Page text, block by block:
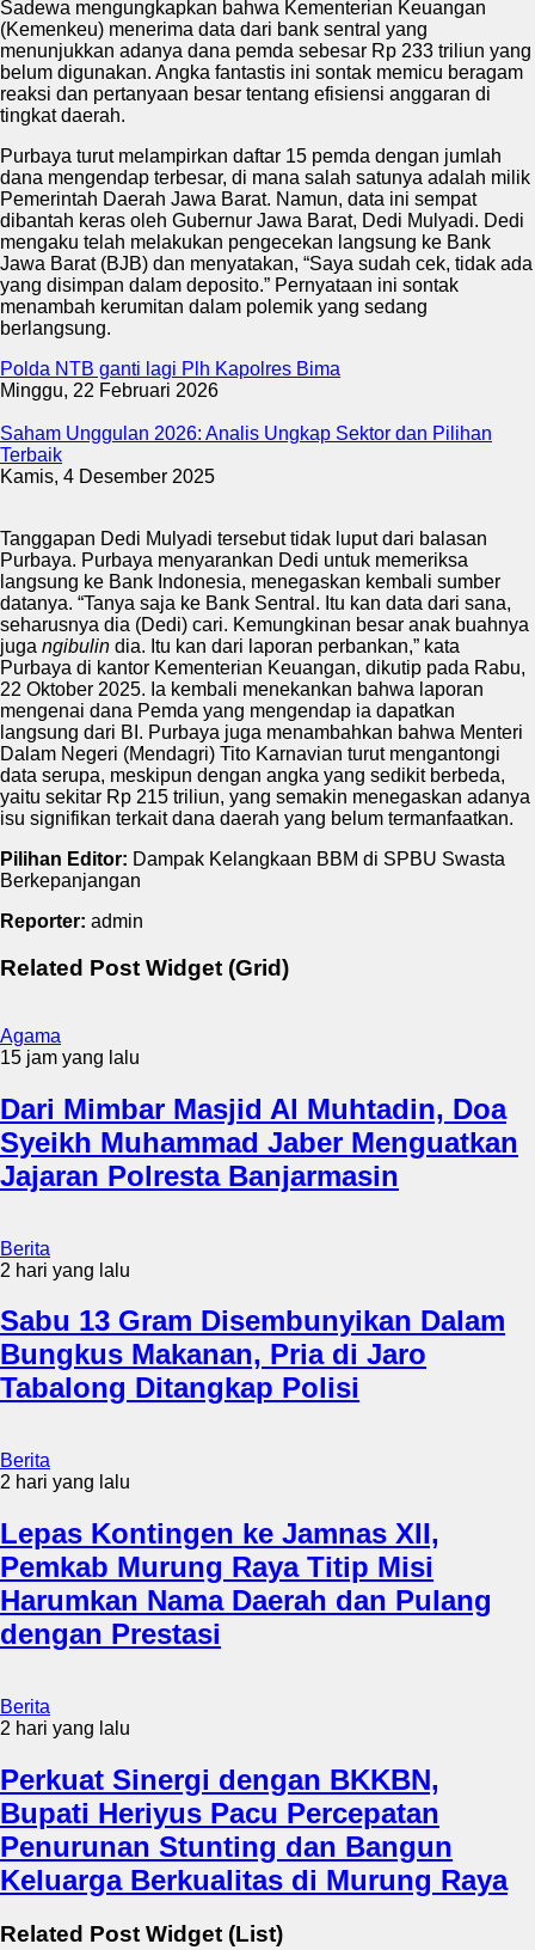
Sadewa mengungkapkan bahwa Kementerian Keuangan
(Kemenkeu) menerima data dari bank sentral yang
menunjukkan adanya dana pemda sebesar Rp 233 triliun yang
belum digunakan. Angka fantastis ini sontak memicu beragam
reaksi dan pertanyaan besar tentang efisiensi anggaran di
tingkat daerah.
Purbaya turut melampirkan daftar 15 pemda dengan jumlah
dana mengendap terbesar, di mana salah satunya adalah milik
Pemerintah Daerah Jawa Barat. Namun, data ini sempat
dibantah keras oleh Gubernur Jawa Barat, Dedi Mulyadi. Dedi
mengaku telah melakukan pengecekan langsung ke Bank
Jawa Barat (BJB) dan menyatakan, “Saya sudah cek, tidak ada
yang disimpan dalam deposito.” Pernyataan ini sontak
menambah kerumitan dalam polemik yang sedang
berlangsung.
Polda NTB ganti lagi Plh Kapolres Bima
Minggu, 22 Februari 2026
Saham Unggulan 2026: Analis Ungkap Sektor dan Pilihan
Terbaik
Kamis, 4 Desember 2025
Tanggapan Dedi Mulyadi tersebut tidak luput dari balasan
Purbaya. Purbaya menyarankan Dedi untuk memeriksa
langsung ke Bank Indonesia, menegaskan kembali sumber
datanya. “Tanya saja ke Bank Sentral. Itu kan data dari sana,
seharusnya dia (Dedi) cari. Kemungkinan besar anak buahnya
juga ngibulin dia. Itu kan dari laporan perbankan,” kata
Purbaya di kantor Kementerian Keuangan, dikutip pada Rabu,
22 Oktober 2025. Ia kembali menekankan bahwa laporan
mengenai dana Pemda yang mengendap ia dapatkan
langsung dari BI. Purbaya juga menambahkan bahwa Menteri
Dalam Negeri (Mendagri) Tito Karnavian turut mengantongi
data serupa, meskipun dengan angka yang sedikit berbeda,
yaitu sekitar Rp 215 triliun, yang semakin menegaskan adanya
isu signifikan terkait dana daerah yang belum termanfaatkan.
Pilihan Editor: Dampak Kelangkaan BBM di SPBU Swasta
Berkepanjangan
Reporter: admin
Related Post Widget (Grid)
Agama
15 jam yang lalu
Dari Mimbar Masjid Al Muhtadin, Doa
Syeikh Muhammad Jaber Menguatkan
Jajaran Polresta Banjarmasin
Berita
2 hari yang lalu
Sabu 13 Gram Disembunyikan Dalam
Bungkus Makanan, Pria di Jaro
Tabalong Ditangkap Polisi
Berita
2 hari yang lalu
Lepas Kontingen ke Jamnas XII,
Pemkab Murung Raya Titip Misi
Harumkan Nama Daerah dan Pulang
dengan Prestasi
Berita
2 hari yang lalu
Perkuat Sinergi dengan BKKBN,
Bupati Heriyus Pacu Percepatan
Penurunan Stunting dan Bangun
Keluarga Berkualitas di Murung Raya
Related Post Widget (List)